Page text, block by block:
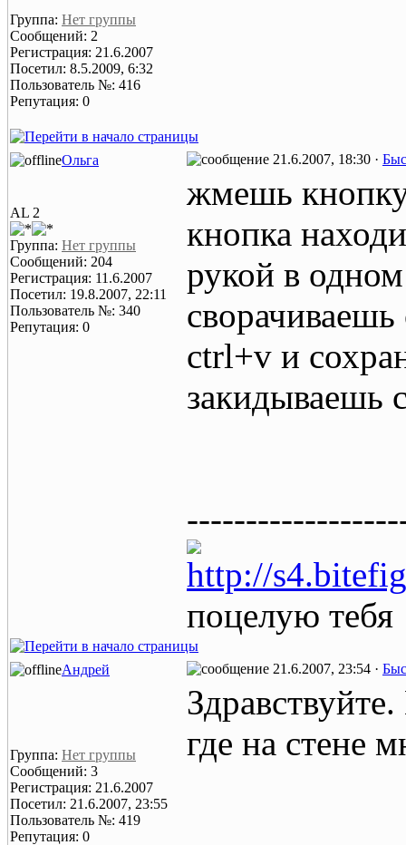
Группа: Нет группы
Сообщений: 2
Регистрация: 21.6.2007
Посетил: 8.5.2009, 6:32
Пользователь №: 416
Репутация: 0
Ольга 21.6.2007, 18:30 ·
AL 2
Группа: Нет группы
Сообщений: 204
Регистрация: 11.6.2007
Посетил: 19.8.2007, 22:11
Пользователь №: 340
Репутация: 0
жмешь
кнопка
рукой в
ctrl+v и
закидываешь
http://
поцелую тебя
Андрей 21.6.2007, 23:54 ·
Группа: Нет группы
Сообщений: 3
Регистрация: 21.6.2007
Посетил: 21.6.2007, 23:55
Пользователь №: 419
Репутация: 0
где на стене